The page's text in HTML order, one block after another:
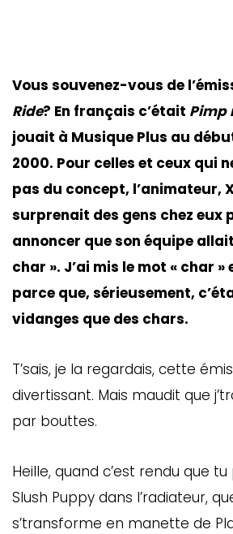
Vous souvenez-vous de
Ride? En français c’était Pimp
jouait à Musique Plus au
2000. Pour celles et ceux qui
pas du concept, l’animateur,
surprenait des gens chez eux
annoncer que son équipe
char ». J’ai mis le mot « char »
parce que, sérieusement,
vidanges que des chars.
T’sais, je la regardais, cette
divertissant. Mais maudit que
par bouttes.
Heille, quand c’est rendu que tu
Slush Puppy dans l’radiateur,
s’transforme en manette de